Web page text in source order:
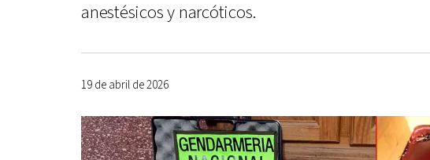
anestésicos y narcóticos.
19 de abril de 2026